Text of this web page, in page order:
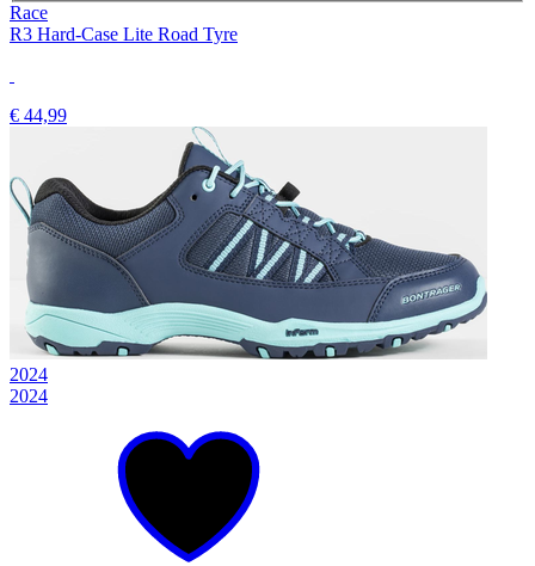
Race
R3 Hard-Case Lite Road Tyre
€ 44,99
2024
2024